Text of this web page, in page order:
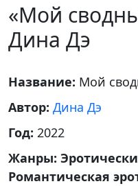
«Мой
Дина Дэ
Название: Мой
Автор: Дина Дэ
Год: 2022
Жанры:
Романтическая